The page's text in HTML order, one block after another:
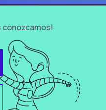
conozcamos!